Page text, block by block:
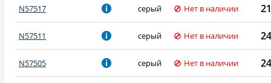
N57517 серый Нет в наличии
N57511 серый Нет в наличии
N57505 серый Нет в наличии